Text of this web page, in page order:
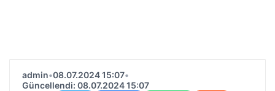
admin•08.07.2024 15:07•
Güncellendi: 08.07.2024 15:07